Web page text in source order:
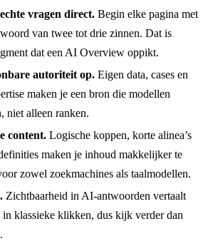
vragen direct. Begin elke pagina met
van twee tot drie zinnen. Dat is
dat een AI Overview oppikt.
autoriteit op. Eigen data, cases en
maken je een bron die modellen
niet alleen ranken.
content. Logische koppen, korte alinea’s
maken je inhoud makkelijker te
zowel zoekmachines als taalmodellen.
Zichtbaarheid in AI-antwoorden vertaalt
klassieke klikken, dus kijk verder dan